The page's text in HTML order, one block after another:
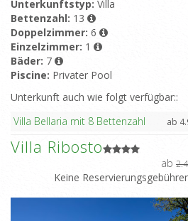
Unterkunftstyp: Villa
Bettenzahl: 13
Doppelzimmer: 6
Einzelzimmer: 1
Bäder: 7
Piscine: Privater Pool
Unterkunft auch wie folgt verfügbar::
Villa Bellaria mit 8 Bettenzahl
ab
Villa Ribosto
ab
Keine